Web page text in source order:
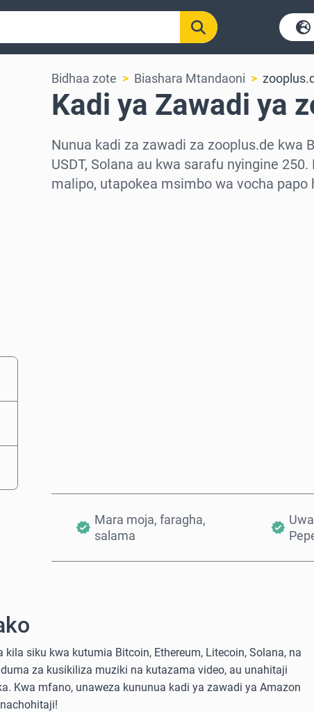
Bidhaa zote Biashara Mtandaoni
Kadi ya Zawadi ya
Nunua kadi za zawadi za zooplus.de kwa
USDT, Solana au kwa sarafu nyingine
malipo, utapokea msimbo wa vocha papo
Mara moja, faragha,
salama
siku kwa kutumia Bitcoin, Ethereum, Litecoin, Solana, na
za kusikiliza muziki na kutazama video, au unahitaji
Kwa mfano, unaweza kununua kadi ya zawadi ya Amazon